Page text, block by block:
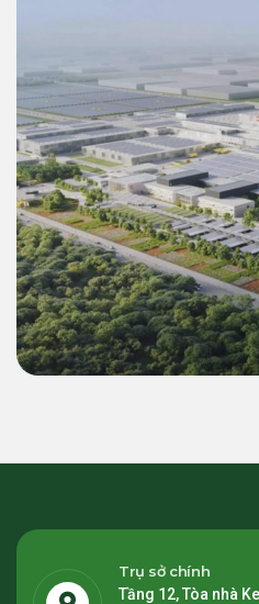
Thương mại & Công nghiệp
Giải Pháp Năng
Inverter & 22.4 MWh
Máy LEGO Bình
Trụ sở chính
Tầng 12, Tòa nhà